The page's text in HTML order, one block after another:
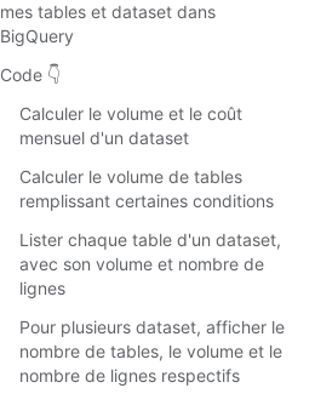
mes tables et dataset dans
BigQuery
Code 👇
Calculer le volume et le coût
mensuel d'un dataset
Calculer le volume de tables
remplissant certaines conditions
Lister chaque table d'un dataset,
avec son volume et nombre de
lignes
Pour plusieurs dataset, afficher le
nombre de tables, le volume et le
nombre de lignes respectifs